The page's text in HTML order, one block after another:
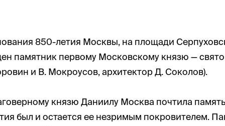
850-летия Москвы, на площади
памятник первому Московскому князю —
и В. Мокроусов, архитектор Д. Соколов).
князю Даниилу Москва почтила
был и остается ее незримым покровителем.